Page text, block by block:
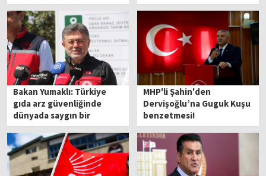
Bakan Yumaklı: Türkiye
gıda arz güvenliğinde
dünyada saygın bir
konuma geldi
MHP'li Şahin'den
Dervişoğlu’na Guguk Kuşu
benzetmesi!